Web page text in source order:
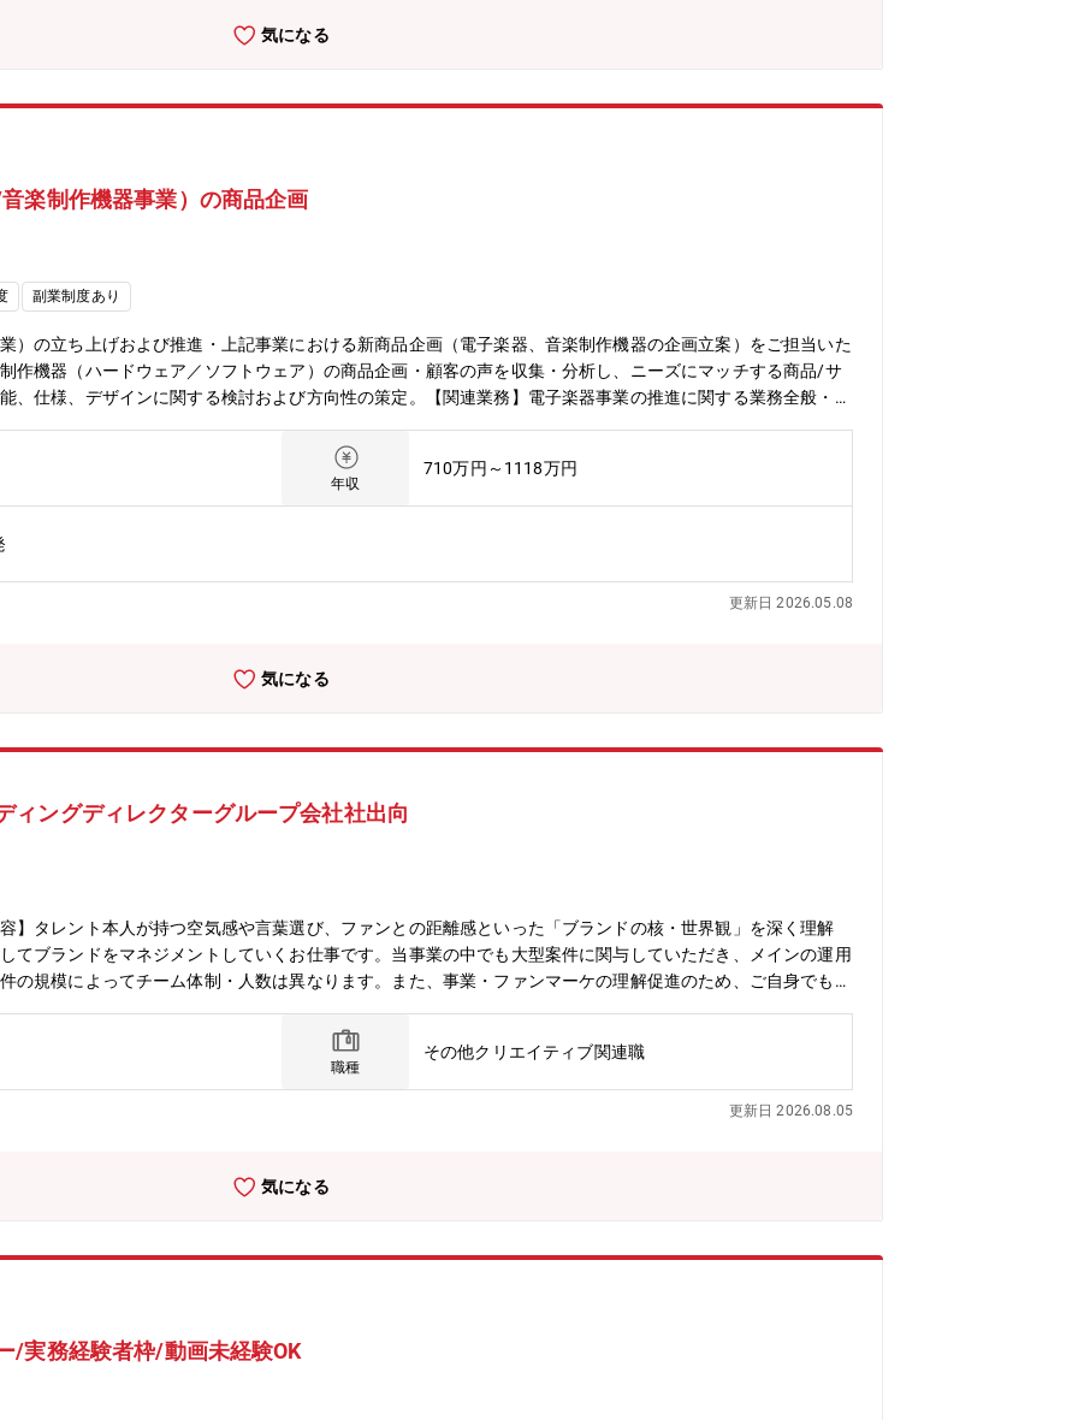
気になる
楽制作機器事業）の商品企画
副業制度あり
）の立ち上げおよび推進・上記事業における新商品企画（電子楽器、音楽制作機器の企画立案）をご担当いた
作機器（ハードウェア／ソフトウェア）の商品企画・顧客の声を収集・分析し、ニーズにマッチする商品/サ
、仕様、デザインに関する検討および方向性の策定。【関連業務】電子楽器事業の推進に関する業務全般・3
長1名、課員1名で構成されています。新規事業、特に電子楽器・音楽制作機器の事業立ち上げを担当してお
販売・マーケティングに至るまで、幅広い領域を担う人材が在籍しております。【部門業務特徴】新規事業開
行う顧客に対し、より良い音楽体験を提供することを目的とした事業開発および推進業務に従事しています。
の中のトレンドを捉えた自発的な商品企画を起点に、商品企画から開発、販売・マーケティングまでを一貫し
数体制のため、決められた業務プロセスにとらわれず、各メンバーが裁量を持って最適なアクションを企画・
顧客と直接接点を持つ機会も多く、自分の手掛ける商品を顧客が喜んでくれた時はやりがいを感じることがで
長から大局的なビジネス視点やマインドセットを直接学ぶこともできます。音楽が大好き、楽器が大好きな仲
年収
710万円～1118万円
更新日 2026.05.08
気になる
ィングディレクターグループ会社社出向
】タレント本人が持つ空気感や言葉選び、ファンとの距離感といった「ブランドの核・世界観」を深く理解
てブランドをマネジメントしていくお仕事です。当事業の中でも大型案件に関与していただき、メインの運用
規模によってチーム体制・人数は異なります。また、事業・ファンマーケの理解促進のため、ご自身でもフ
イベント、グッズなどの方向性を統一します。・クオリティコントロール／ブランドアイデンティティの維
め、企画内容やクリエイティブの表現をチェック・監修します。・ファン心理を踏まえたブランディング設
いることを理解し、ファンが心から喜び、共感できるコミュニケーションを設計します。（２）ファンクラ
・写真・ブログ等）の企画・提案・リアルイベントやオンラインイベントの企画・実行・グッズの商品開発提
7名・アルバイト/業務委託：3名【ポジションの魅力】・超一流タレントの導入実績有。独自の世界観を大切
い年齢が近いので、相談しやすい環境かで業務を進めていきます。・「個人」より「チーム」で成果を出す
す。・年齢に関係なく、大きな裁量を持てます「まずはやってみよう！」を同社は大切にしています。意欲の
持ではなく、常に新しい価値創造を目指しています。あなたの「もっとこうしたらお客様に喜ばれるので
職種
その他クリエイティブ関連職
更新日 2026.08.05
気になる
/実務経験者枠/動画未経験OK